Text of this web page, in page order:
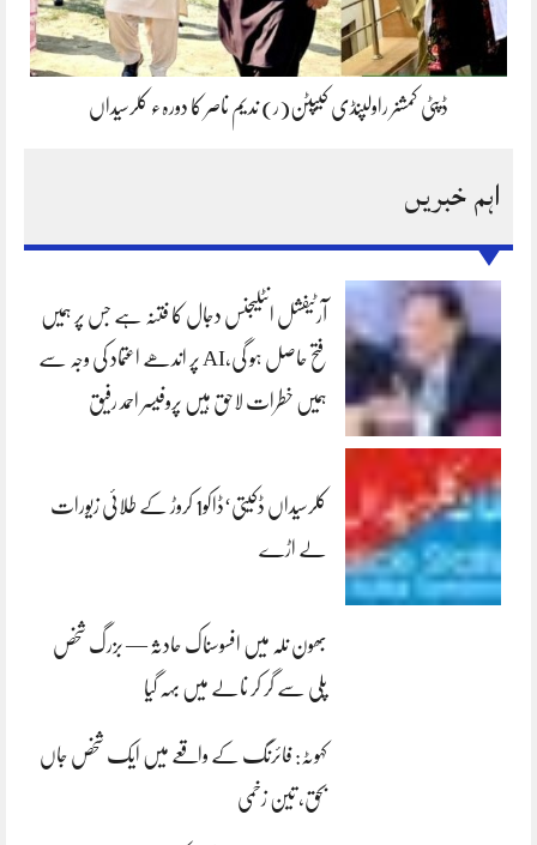
ڈپٹی کمشنر راولپنڈی کیپٹن(ر) ندیم ناصر کا دورہء کلرسیداں
اہم خبریں
آرٹیفشل انٹلیجنس دجال کا فتنہ ہے جس پر ہمیں
فتح حاصل ہو گی،AI پر اندھے اعتماد کی وجہ سے
ہمیں خطرات لاحق ہیں پروفیسر احمد رفیق
کلرسیداں ڈکیتی‘ڈاکو1 کروڑ کے طلائی زیورات
لے اڑے
بھون نلہ میں افسوسناک حادثہ — بزرگ شخص
پلی سے گر کر نالے میں بہہ گیا
کہوٹہ: فائرنگ کے واقعے میں ایک شخص جاں
بحق، تین زخمی